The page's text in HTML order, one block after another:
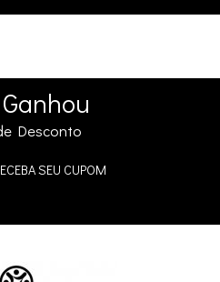
no Pix e Boleto
Ganhou
Desconto
SEU CUPOM